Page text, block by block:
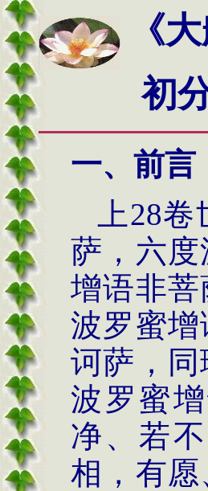
《
初
一、前言
上28卷
萨，六
增语非
波罗蜜
诃萨，
波罗蜜
净、若
相， 有愿